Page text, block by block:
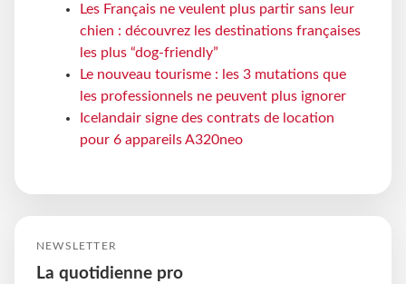
Les Français ne veulent plus partir sans leur
chien : découvrez les destinations françaises
les plus “dog-friendly”
Le nouveau tourisme : les 3 mutations que
les professionnels ne peuvent plus ignorer
Icelandair signe des contrats de location
pour 6 appareils A320neo
NEWSLETTER
La quotidienne pro